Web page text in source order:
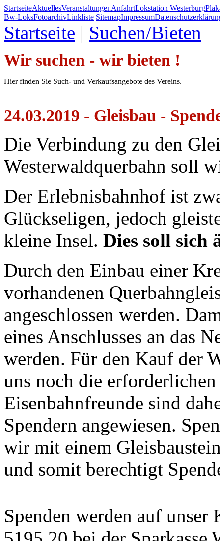
StartseiteAktuellesVeranstaltungenAnfahrtLokstation Westerburg
Bw-LoksFotoarchivLinkliste SitemapImpressum
Startseite | Suchen/Bieten
Wir suchen - wir bieten !
Hier finden Sie Such- und Verkaufsangebote des Vereins.
24.03.2019 - Gleisbau -
Die Verbindung zu den
Westerwaldquerbahn soll
Der Erlebnisbahnhof ist
Glückseligen, jedoch
kleine Insel. Dies soll sich
Durch den Einbau einer
vorhandenen
angeschlossen werden.
eines Anschlusses an das
werden. Für den Kauf der
uns noch die
Eisenbahnfreunde sind
Spendern angewiesen.
wir mit einem
und somit berechtigt
Spenden werden auf